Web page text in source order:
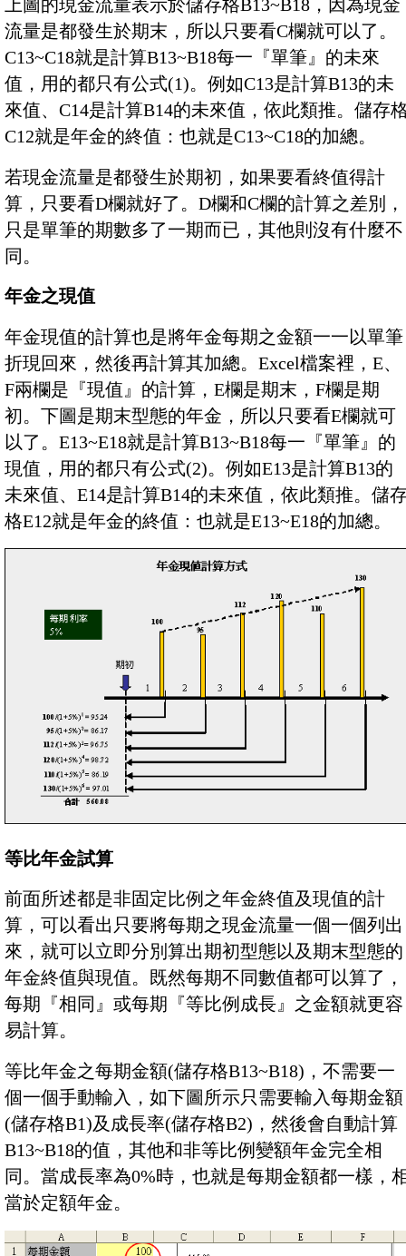
上圖的現金流量表示於儲存格B13~B18，因為現金
流量是都發生於期末，所以只要看C欄就可以了。
C13~C18就是計算B13~B18每一『單筆』的未來
值，用的都只有公式(1)。例如C13是計算B13的未
來值、C14是計算B14的未來值，依此類推。儲存
C12就是年金的終值：也就是C13~C18的加總。
若現金流量是都發生於期初，如果要看終值得計
算，只要看D欄就好了。D欄和C欄的計算之差別，
只是單筆的期數多了一期而已，其他則沒有什麼不
同。
年金之現值
年金現值的計算也是將年金每期之金額一一以單筆
折現回來，然後再計算其加總。Excel檔案裡，E、
F兩欄是『現值』的計算，E欄是期末，F欄是期
初。下圖是期末型態的年金，所以只要看E欄就可
以了。E13~E18就是計算B13~B18每一『單筆』的
現值，用的都只有公式(2)。例如E13是計算B13的
未來值、E14是計算B14的未來值，依此類推。儲
格E12就是年金的終值：也就是E13~E18的加總。
等比年金試算
前面所述都是非固定比例之年金終值及現值的計
算，可以看出只要將每期之現金流量一個一個列出
來，就可以立即分別算出期初型態以及期末型態的
年金終值與現值。既然每期不同數值都可以算了，
每期『相同』或每期『等比例成長』之金額就更容
易計算。
等比年金之每期金額(儲存格B13~B18)，不需要一
個一個手動輸入，如下圖所示只需要輸入每期金額
(儲存格B1)及成長率(儲存格B2)，然後會自動計算
B13~B18的值，其他和非等比例變額年金完全相
同。當成長率為0%時，也就是每期金額都一樣，
當於定額年金。